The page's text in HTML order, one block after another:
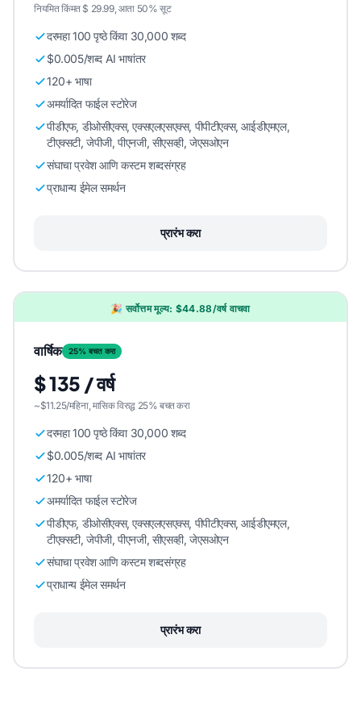
नियमित किंमत $ 29.99, आता 50% सूट
दरमहा 100 पृष्ठे किंवा 30,000 शब्द
$0.005/शब्द AI भाषांतर
120+ भाषा
अमर्यादित फाईल स्टोरेज
पीडीएफ, डीओसीएक्स, एक्सएलएसएक्स, पीपीटीएक्स, आईडीएमएल,
टीएक्सटी, जेपीजी, पीएनजी, सीएसव्ही, जेएसओएन
संघाचा प्रवेश आणि कस्टम शब्दसंग्रह
प्राधान्य ईमेल समर्थन
प्रारंभ करा
🎉 सर्वोत्तम मूल्य: $44.88/वर्ष वाचवा
वार्षिक 25% बचत करा
$ 135 / वर्ष
~$11.25/महिना, मासिक विरुद्ध 25% बचत करा
दरमहा 100 पृष्ठे किंवा 30,000 शब्द
$0.005/शब्द AI भाषांतर
120+ भाषा
अमर्यादित फाईल स्टोरेज
पीडीएफ, डीओसीएक्स, एक्सएलएसएक्स, पीपीटीएक्स, आईडीएमएल,
टीएक्सटी, जेपीजी, पीएनजी, सीएसव्ही, जेएसओएन
संघाचा प्रवेश आणि कस्टम शब्दसंग्रह
प्राधान्य ईमेल समर्थन
प्रारंभ करा